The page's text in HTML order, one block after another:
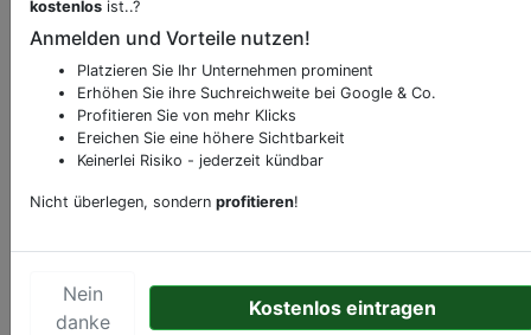
Beschreibung & Services von
Sie möchten eine Beschreibung, Dienstleistung
oder andere relevante Informationen hinzufügen?
Klicken Sie bittehierum uns zu kontaktieren.
Gerne erweitern wir Ihren Firmeneintrag um
Sonderangebote odere besondere Services, die
Ihren Wettbewerbern abheben.
kostenlos ist..?
Anmelden und Vorteile nutzen!
Platzieren Sie Ihr Unternehmen prominent
Erhöhen Sie ihre Suchreichweite bei Google & Co.
Profitieren Sie von mehr Klicks
Ereichen Sie eine höhere Sichtbarkeit
Keinerlei Risiko - jederzeit kündbar
Nicht überlegen, sondern profitieren!
Nein
danke
Kostenlos eintragen